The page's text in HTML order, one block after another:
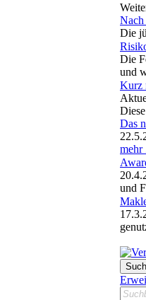
Nach
Die
Die
und
Kurz
Das
mehr
und